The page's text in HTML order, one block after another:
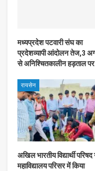
मध्यप्रदेश पटवारी संघ का
प्रदेशव्यापी आंदोलन तेज,3
से अनिश्चितकालीन हड़ताल
रायसेन
अखिल भारतीय विद्यार्थी
महाविद्यालय परिसर में किया